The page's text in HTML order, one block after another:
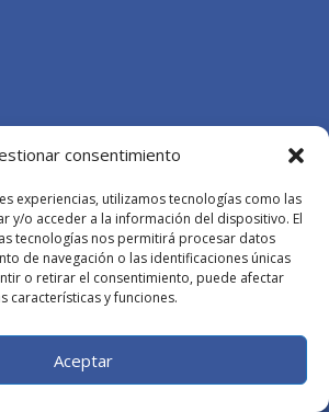
consentimiento
experiencias, utilizamos tecnologías como las
y/o acceder a la información del dispositivo. El
tecnologías nos permitirá procesar datos
de navegación o las identificaciones únicas
o retirar el consentimiento, puede afectar
características y funciones.
Aceptar